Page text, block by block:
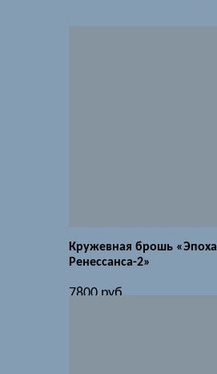
Кружевная брошь «Эпоха
Ренессанса-2»
7800 руб.